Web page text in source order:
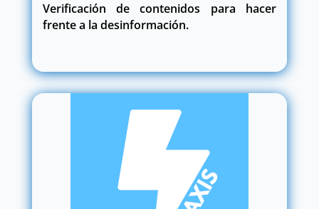
Verificación de contenidos para hacer
frente a la desinformación.